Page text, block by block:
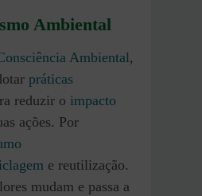
Ambiental
Ambiental,
práticas
reduzir o impacto
ações. Por
e reutilização.
mudam e passa a